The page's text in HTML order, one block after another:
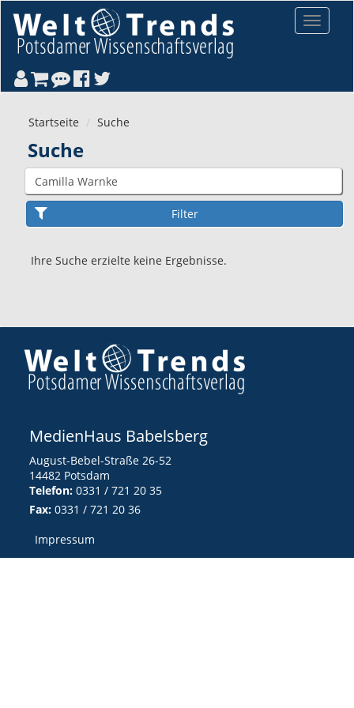
Toggle
Startseite Suche
Suche
Ihre Suche erzielte keine Ergebnisse.
MedienHaus Babelsberg
August-Bebel-Straße 26-52
14482 Potsdam
Telefon: 0331 / 721 20 35
Fax: 0331 / 721 20 36
Impressum